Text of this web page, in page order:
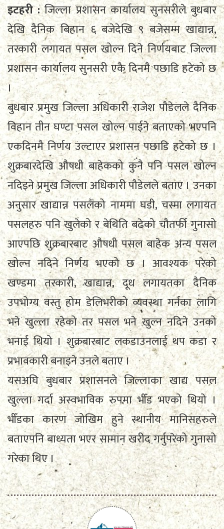
इटहरी :जिल्ला प्रशासन कार्यालय सुनसरीले बुधबार
देखि दैनिक बिहान ६ बजेदेखि ९ बजेसम्म खाद्यान्न,
तरकारी लगायत पसल खोल्न दिने निर्णयबाट जिल्ला
प्रशासन कार्यालय सुनसरी एकै दिनमै पछाडि हटेको छ
।
बुधबार प्रमुख जिल्ला अधिकारी राजेश पौडेलले दैनिक
विहान तीन घण्टा पसल खोल्न पाईने बताएको भएपनि
एकदिनमै निर्णय उल्टाएर प्रशासन पछाडि हटेको छ ।
शुक्रबारदेखि औषधी बाहेकको कुनै पनि पसल खोल्न
नदिइने प्रमुख जिल्ला अधिकारी पौडेलले बताए । उनका
अनुसार खाद्यान्न पसलको नाममा घडी, चस्मा लगायत
पसलहरु पनि खुलेको र बेथिति बढेको चौतर्फी गुनासो
आएपछि शुक्रबारबाट औषधी पसल बाहेक अन्य पसल
खोल्न नदिने निर्णय भएको छ । आवश्यक परेको
खण्डमा तरकारी, खाद्यान्न, दूध लगायतका दैनिक
उपभोग्य वस्तु होम डेलिभरीको व्यवस्था गर्नका लागि
भने खुल्ला रहेको तर पसल भने खुल्न नदिने उनको
भनाई थियो । शुक्रबारबाट लकडाउनलाई थप कडा र
प्रभावकारी बनाइने उनले बताए ।
यसअघि बुधबार प्रशासनले जिल्लाका खाद्य पसल
खुल्ला गर्दा अस्वभाविक रुपमा भीँड भएको थियो ।
भीँडका कारण जोखिम हुने स्थानीय मानिसहरुले
बताएपनि बाध्यता भएर सामान खरीद गर्नुपरेको गुनासो
गरेका थिए ।